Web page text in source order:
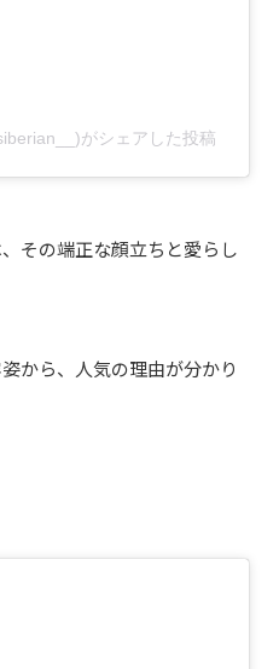
がシェアした投稿
その端正な顔立ちと愛らし
から、人気の理由が分かり